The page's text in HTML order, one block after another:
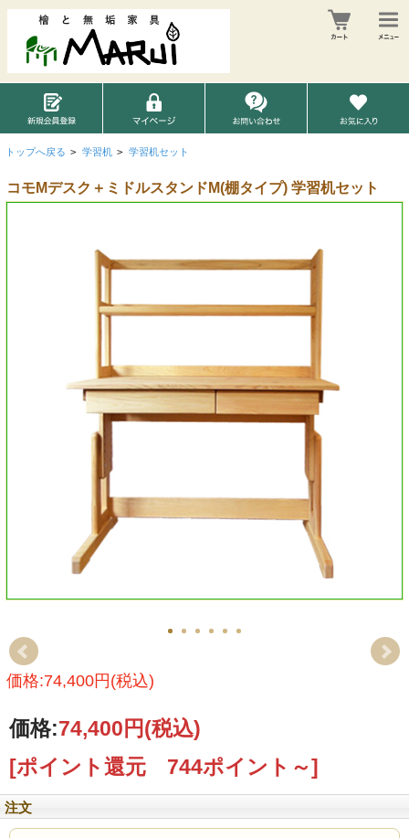
トップへ戻る > 学習机 > 学習机セット
コモMデスク＋ミドルスタンドM(棚タイプ) 学習机セット
価格:74,400円(税込)
価格:74,400円(税込)
[ポイント還元 744ポイント～]
注文